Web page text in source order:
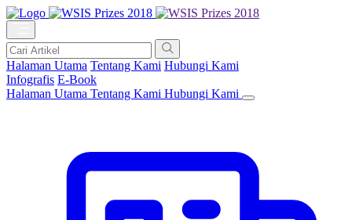
Halaman Utama Tentang Kami Hubungi Kami
Infografis E-Book
Halaman Utama Tentang Kami Hubungi Kami